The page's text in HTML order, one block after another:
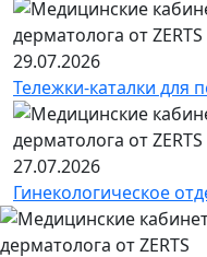
29.07.2026
Тележки-каталки для
27.07.2026
Гинекологическое